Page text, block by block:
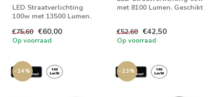
LED Straatverlichting
100w met 13500 Lumen.
parkeerplaatsen of gev...
€75,60 €60,00
Op voorraad
met 8100 Lumen. Geschikt
€52,60 €42,50
Op voorraad
-24% -23%